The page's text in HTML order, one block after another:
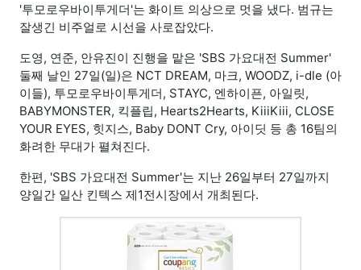
'투모로우바이투게더'는 화이트 의상으로 멋을 냈다. 범규는
잘생긴 비주얼로 시선을 사로잡았다.
도영, 연준, 안유진이 진행을 맡은 'SBS 가요대전 Summer'
둘째 날인 27일(일)은 NCT DREAM, 마크, WOODZ, i-dle (아
이들), 투모로우바이투게더, STAYC, 엔하이픈, 아일릿,
BABYMONSTER, 킥플립, Hearts2Hearts, KiiiKiii, CLOSE
YOUR EYES, 힛지스, Baby DONT Cry, 아이딧 등 총 16팀의
화려한 무대가 펼쳐진다.
한편, 'SBS 가요대전 Summer'는 지난 26일부터 27일까지
양일간 일산 킨텍스 제1전시장에서 개최된다.